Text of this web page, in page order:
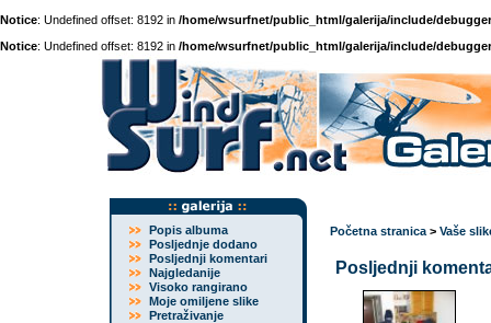
Notice: Undefined offset: 8192 in /home/wsurfnet/public_html/galerija/include/
Notice: Undefined offset: 8192 in /home/wsurfnet/public_html/galerija/include/
Popis albuma
Posljednje dodano
Posljednji komentari
Najgledanije
Visoko rangirano
Moje omiljene slike
Pretraživanje
Početna stranica > Vaše
Posljednji